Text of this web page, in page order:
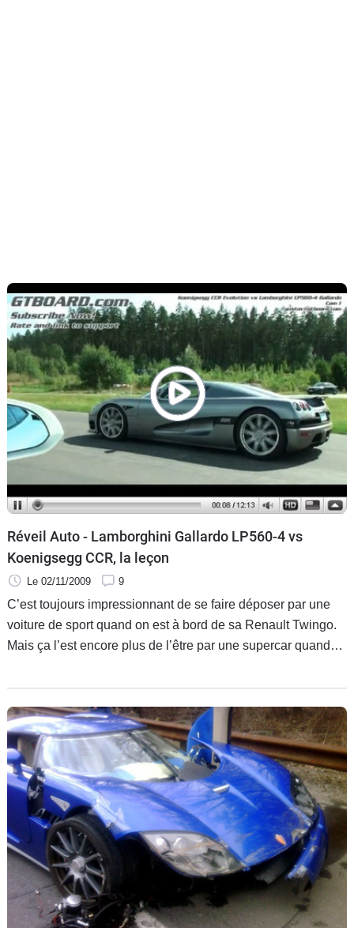
Réveil Auto - Lamborghini Gallardo LP560-4 vs
Koenigsegg CCR, la leçon
Le 02/11/2009 9
C’est toujours impressionnant de se faire déposer par une
voiture de sport quand on est à bord de sa Renault Twingo.
Mais ça l’est encore plus de l’être par une supercar quand